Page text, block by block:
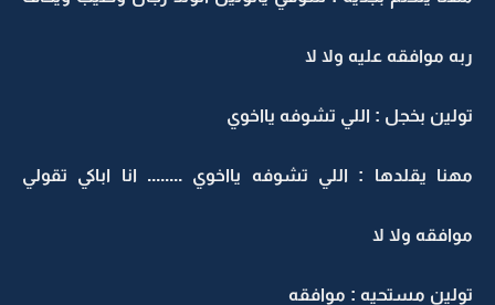
ربه موافقه عليه ولا لا
تولين بخجل : اللي تشوفه يااخوي
مهنا يقلدها : اللي تشوفه يااخوي ........ انا اباكي تقولي
موافقه ولا لا
تولين مستحيه : موافقه